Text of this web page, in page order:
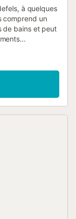
à quelques
comprend un
de bains et peut
services de
un lit bébé. Le
extérieur
et 2 balcons.
de piscine,